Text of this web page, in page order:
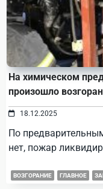
На химическом
произошло
18.12.2025
По
нет, пожар
ВОЗГОРАНИЕ ГЛАВНОЕ